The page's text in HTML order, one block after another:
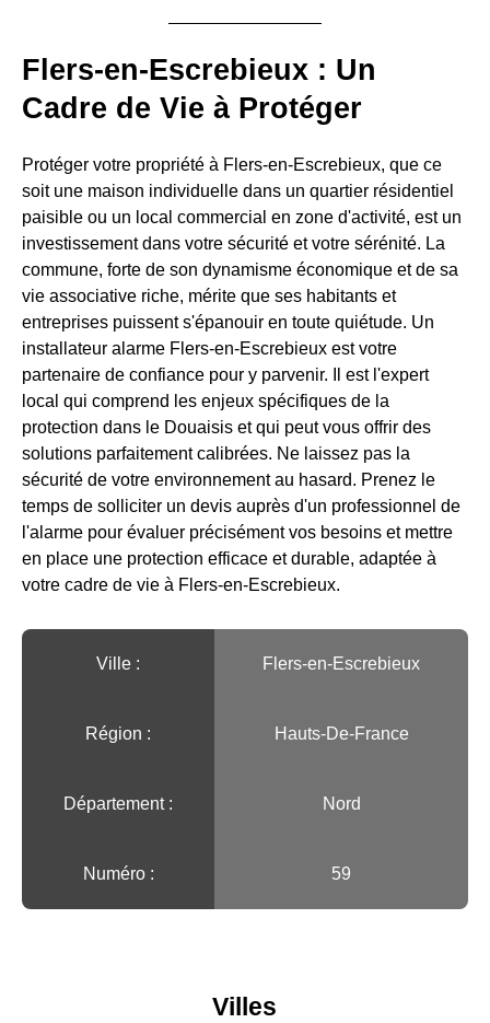
Flers-en-Escrebieux : Un
Cadre de Vie à Protéger
Protéger votre propriété à Flers-en-Escrebieux, que ce
soit une maison individuelle dans un quartier résidentiel
paisible ou un local commercial en zone d'activité, est un
investissement dans votre sécurité et votre sérénité. La
commune, forte de son dynamisme économique et de sa
vie associative riche, mérite que ses habitants et
entreprises puissent s'épanouir en toute quiétude. Un
installateur alarme Flers-en-Escrebieux est votre
partenaire de confiance pour y parvenir. Il est l'expert
local qui comprend les enjeux spécifiques de la
protection dans le Douaisis et qui peut vous offrir des
solutions parfaitement calibrées. Ne laissez pas la
sécurité de votre environnement au hasard. Prenez le
temps de solliciter un devis auprès d'un professionnel de
l'alarme pour évaluer précisément vos besoins et mettre
en place une protection efficace et durable, adaptée à
votre cadre de vie à Flers-en-Escrebieux.
Ville :️ Flers-en-Escrebieux
Région :️ Hauts-De-France
Département : Nord
Numéro : 59
Villes